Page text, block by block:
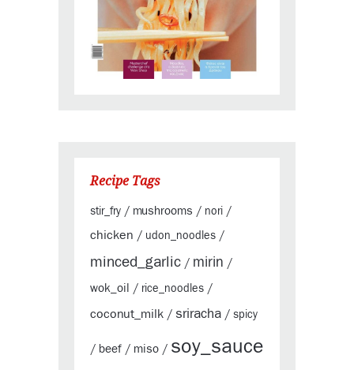
Recipe Tags
stir_fry / mushrooms / nori /
chicken / udon_noodles /
minced_garlic / mirin /
wok_oil / rice_noodles /
coconut_milk / sriracha / spicy
/ beef / miso / soy_sauce